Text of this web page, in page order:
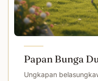
Papan Bunga
Ungkapan